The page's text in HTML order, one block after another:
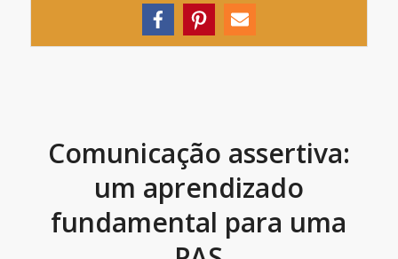
Comunicação assertiva:
um aprendizado
fundamental para uma